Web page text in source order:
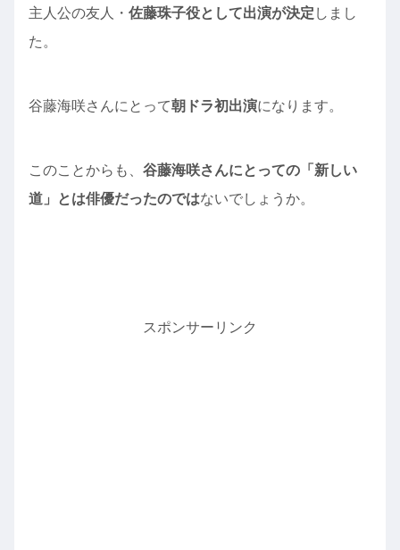
主人公の友人・ 佐藤珠子役として出演が決定 しまし
た。
谷藤海咲さんにとって朝ドラ初出演になります。
このことからも、 谷藤海咲さんにとっての「新しい
道」とは俳優だったのではないでしょうか。
スポンサーリンク